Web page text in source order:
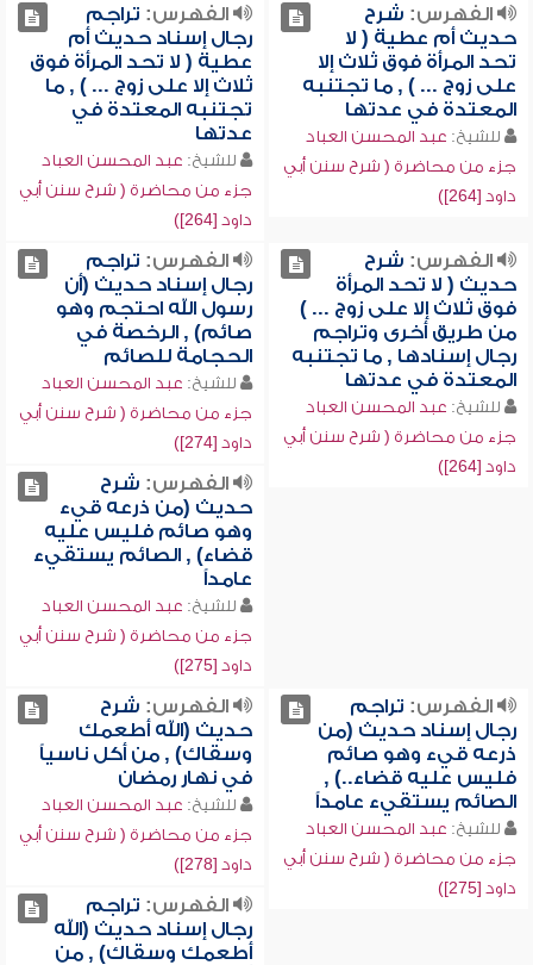
الفهرس: شرح
حديث أم عطية ( لا
تحد المرأة فوق ثلاث إلا
على زوج ... ) , ما تجتنبه
المعتدة في عدتها
للشيخ: عبد المحسن العباد
جزء من محاضرة ( شرح سنن أبي
داود [264])
الفهرس: تراجم
رجال إسناد حديث أم
عطية ( لا تحد المرأة فوق
ثلاث إلا على زوج ... ) , ما
تجتنبه المعتدة في
عدتها
للشيخ: عبد المحسن العباد
جزء من محاضرة ( شرح سنن أبي
داود [264])
الفهرس: شرح
حديث ( لا تحد المرأة
فوق ثلاث إلا على زوج ... )
من طريق أخرى وتراجم
رجال إسنادها , ما تجتنبه
المعتدة في عدتها
للشيخ: عبد المحسن العباد
جزء من محاضرة ( شرح سنن أبي
داود [264])
الفهرس: تراجم
رجال إسناد حديث (أن
رسول الله احتجم وهو
صائم) , الرخصة في
الحجامة للصائم
للشيخ: عبد المحسن العباد
جزء من محاضرة ( شرح سنن أبي
داود [274])
الفهرس: شرح
حديث (من ذرعه قيء
وهو صائم فليس عليه
قضاء) , الصائم يستقيء
عامداً
للشيخ: عبد المحسن العباد
جزء من محاضرة ( شرح سنن أبي
داود [275])
الفهرس: تراجم
رجال إسناد حديث (من
ذرعه قيء وهو صائم
فليس عليه قضاء..) ,
الصائم يستقيء عامداً
للشيخ: عبد المحسن العباد
جزء من محاضرة ( شرح سنن أبي
داود [275])
الفهرس: شرح
حديث (الله أطعمك
وسقاك) , من أكل ناسياً
في نهار رمضان
للشيخ: عبد المحسن العباد
جزء من محاضرة ( شرح سنن أبي
داود [278])
الفهرس: تراجم
رجال إسناد حديث (الله
أطعمك وسقاك) , من